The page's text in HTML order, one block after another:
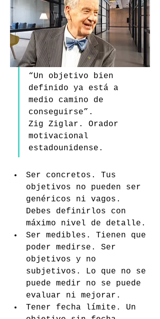
“Un objetivo bien
definido ya está a
medio camino de
conseguirse”.
Zig Ziglar. Orador
motivacional
estadounidense.
Ser concretos. Tus
objetivos no pueden ser
genéricos ni vagos.
Debes definirlos con
máximo nivel de detalle.
Ser medibles. Tienen que
poder medirse. Ser
objetivos y no
subjetivos. Lo que no se
puede medir no se puede
evaluar ni mejorar.
Tener fecha límite. Un